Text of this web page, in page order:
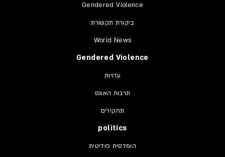
Gendered Violence
ביקורת תקשורת
World News
Gendered Violence
עדויות
תרבות האונס
תחקירים
politics
הומלסית פוליטית